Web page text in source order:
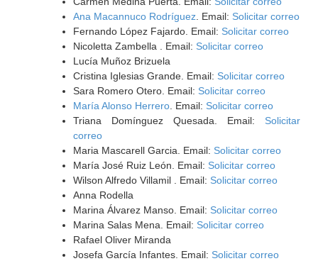
Ana Macannuco Rodríguez. Email: Solicitar correo
Fernando López Fajardo. Email: Solicitar correo
Nicoletta Zambella . Email: Solicitar correo
Lucía Muñoz Brizuela
Cristina Iglesias Grande. Email: Solicitar correo
Sara Romero Otero. Email: Solicitar correo
María Alonso Herrero. Email: Solicitar correo
Triana Domínguez Quesada. Email: Solicitar
correo
Maria Mascarell Garcia. Email: Solicitar correo
María José Ruiz León. Email: Solicitar correo
Wilson Alfredo Villamil . Email: Solicitar correo
Anna Rodella
Marina Álvarez Manso. Email: Solicitar correo
Marina Salas Mena. Email: Solicitar correo
Rafael Oliver Miranda
Josefa García Infantes. Email: Solicitar correo